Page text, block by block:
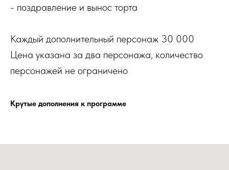
- поздравление и вынос торта
Каждый дополнительный персонаж 30 000
Цена указана за два персонажа, количество
персонажей не ограничено
Крутые дополнения к программе